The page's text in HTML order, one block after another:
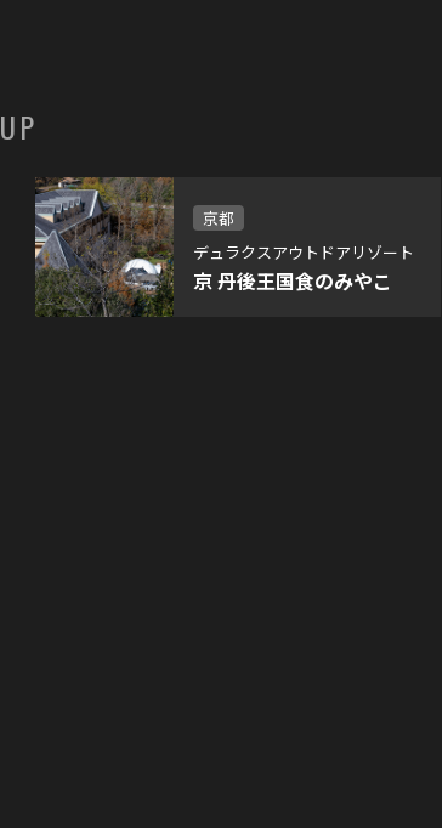
京都
デュラクスアウトドアリゾート
京 丹後王国食のみやこ